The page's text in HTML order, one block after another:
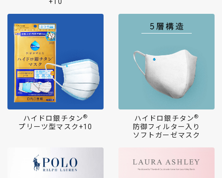
ハイドロ銀チタン®
プリーツ型マスク+10
ハイドロ銀チタン®
防御フィルター入り
ソフトガーゼマスク